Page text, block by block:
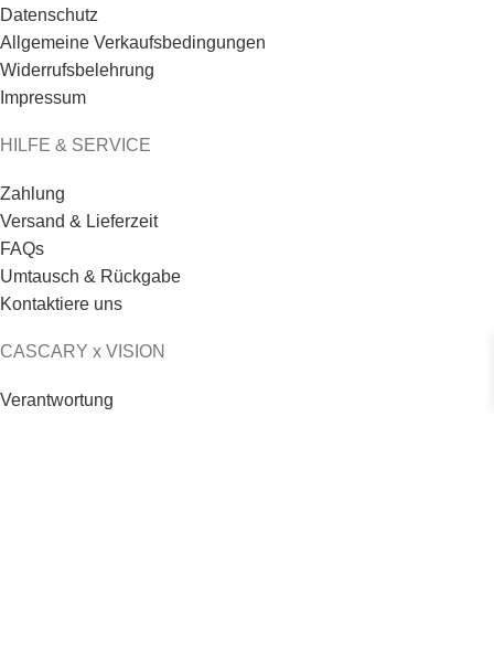
Datenschutz
Allgemeine Verkaufsbedingungen
Widerrufsbelehrung
Impressum
HILFE & SERVICE
Zahlung
Versand & Lieferzeit
FAQs
Umtausch & Rückgabe
Kontaktiere uns
CASCARY x VISION
Verantwortung